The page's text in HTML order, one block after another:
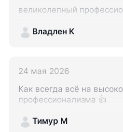
великолепный
Владлен К
24 мая 2026
Как всегда всё на
профессионализма 👍
Тимур М